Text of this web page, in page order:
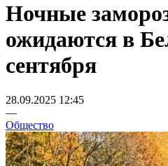
Ночные
ожидаются в
сентября
28.09.2025 12:45
—
Общество